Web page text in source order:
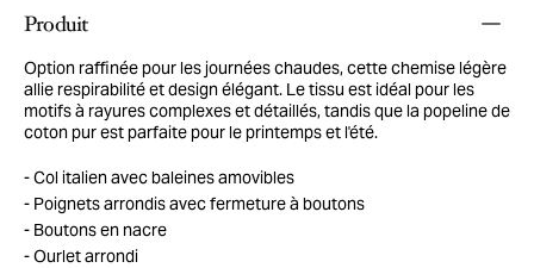
Produit
Option raffinée pour les journées chaudes, cette chemise légère
allie respirabilité et design élégant. Le tissu est idéal pour les
motifs à rayures complexes et détaillés, tandis que la popeline de
coton pur est parfaite pour le printemps et l'été.
Col italien avec baleines amovibles
Poignets arrondis avec fermeture à boutons
Boutons en nacre
Ourlet arrondi